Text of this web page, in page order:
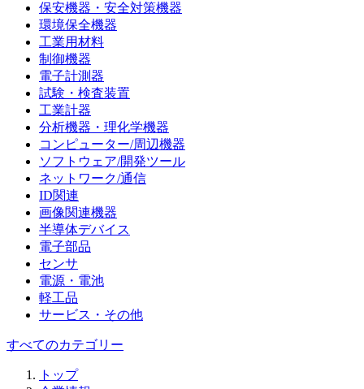
保安機器・安全対策機器
環境保全機器
工業用材料
制御機器
電子計測器
試験・検査装置
工業計器
分析機器・理化学機器
コンピューター/周辺機器
ソフトウェア/開発ツール
ネットワーク/通信
ID関連
画像関連機器
半導体デバイス
電子部品
センサ
電源・電池
軽工品
サービス・その他
すべてのカテゴリー
トップ